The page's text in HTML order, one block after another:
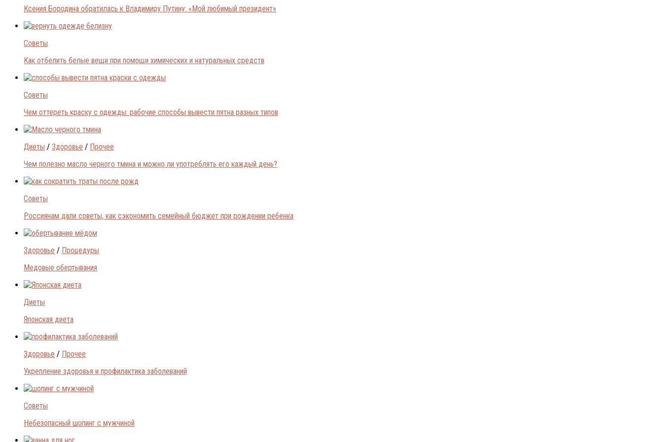
Ксения Бородина обратилась к Владимиру Путину: «Мой любимый президент»
Советы
Как отбелить белые вещи при помощи химических и натуральных средств
Советы
Чем оттереть краску с одежды: рабочие способы вывести пятна разных типов
Диеты / Здоровье / Прочее
Чем полезно масло черного тмина и можно ли употреблять его каждый день?
Советы
Россиянам дали советы, как сэкономить семейный бюджет при рождении ребенка
Здоровье / Процедуры
Медовые обертывания
Диеты
Японская диета
Здоровье / Прочее
Укрепление здоровья и профилактика заболеваний
Советы
Небезопасный шопинг с мужчиной